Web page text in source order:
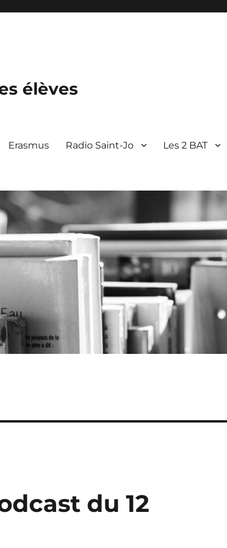
élèves
Erasmus Radio Saint-Jo Les 2 BAT
du 12